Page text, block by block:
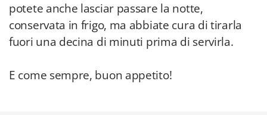
potete anche lasciar passare la notte,
conservata in frigo, ma abbiate cura di tirarla
fuori una decina di minuti prima di servirla.
E come sempre, buon appetito!